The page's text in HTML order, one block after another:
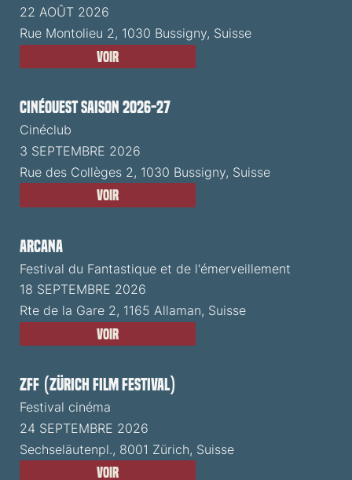
22 AOÛT 2026
Rue Montolieu 2, 1030 Bussigny, Suisse
Voir
CinéOuest Saison 2026-27
Cinéclub
3 SEPTEMBRE 2026
Rue des Collèges 2, 1030 Bussigny, Suisse
Voir
ARCANA
Festival du Fantastique et de l'émerveillement
18 SEPTEMBRE 2026
Rte de la Gare 2, 1165 Allaman, Suisse
Voir
ZFF (Zürich Film Festival)
Festival cinéma
24 SEPTEMBRE 2026
Sechseläutenpl., 8001 Zürich, Suisse
Voir